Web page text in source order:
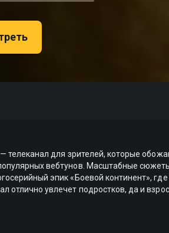
телеканал для зрителей, которые
вебтунов. Масштабные
эпик «Боевой континент»,
отлично увлечет подростков, да и